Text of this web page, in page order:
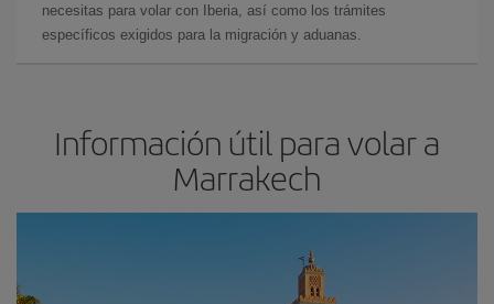
necesitas para volar con Iberia, así como los trámites
específicos exigidos para la migración y aduanas.
Información útil para volar a
Marrakech